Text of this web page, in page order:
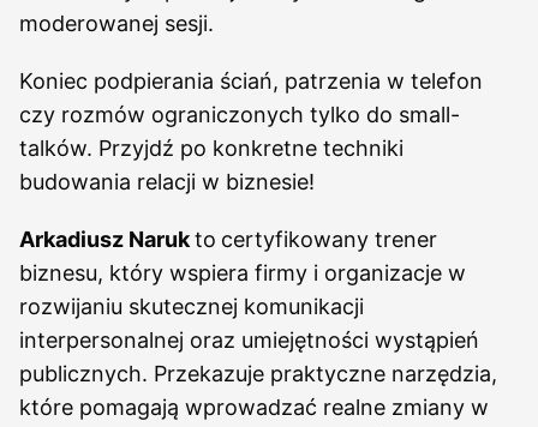
moderowanej sesji.
Koniec podpierania ściań, patrzenia w telefon
czy rozmów ograniczonych tylko do small-
talków. Przyjdź po konkretne techniki
budowania relacji w biznesie!
Arkadiusz Narukto certyfikowany trener
biznesu, który wspiera firmy i organizacje w
rozwijaniu skutecznej komunikacji
interpersonalnej oraz umiejętności wystąpień
publicznych. Przekazuje praktyczne narzędzia,
które pomagają wprowadzać realne zmiany w